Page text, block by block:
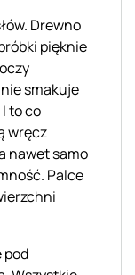
Drewno
pięknie
smakuje
to co
wręcz
nawet samo
Palce
pod